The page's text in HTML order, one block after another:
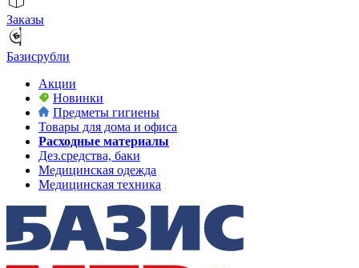
Заказы
Базисрубли
Акции
Новинки
Предметы гигиены
Товары для дома и офиса
Расходные материалы
Дез.средства, баки
Медицинская одежда
Медицинская техника